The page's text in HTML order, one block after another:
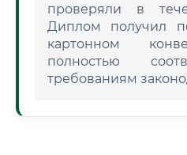
проверяли в
Диплом получил
картонном
полностью
требованиям